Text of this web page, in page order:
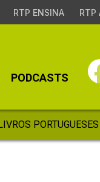
RTP ENSINA RTP
PODCASTS
PORTUGUESES